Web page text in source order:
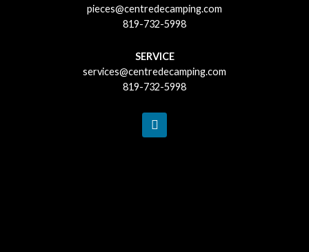
pieces@centredecamping.com
819-732-5998
SERVICE
services@centredecamping.com
819-732-5998
F